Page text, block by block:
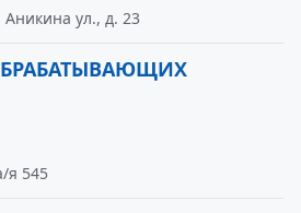
ул., д. 23
я 545